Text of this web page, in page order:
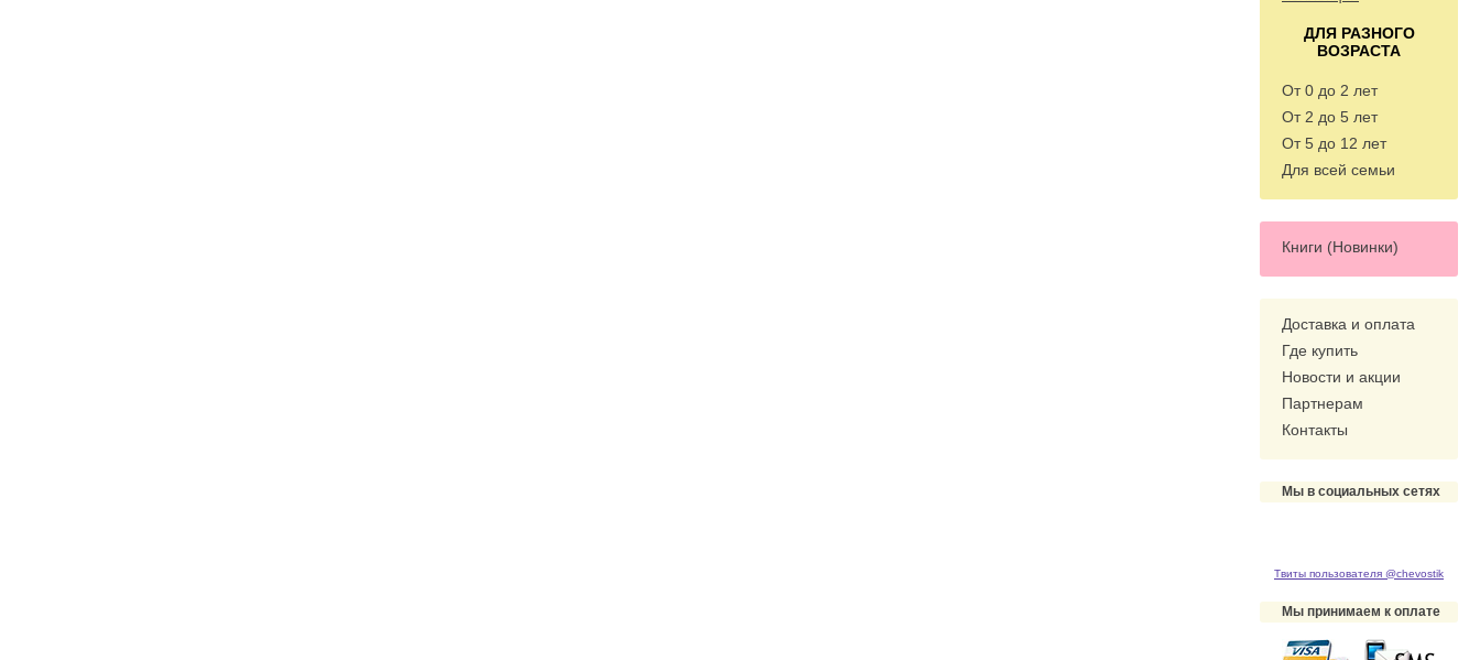
ДЛЯ РАЗНОГО
ВОЗРАСТА
От 0 до 2 лет
От 2 до 5 лет
От 5 до 12 лет
Для всей семьи
Книги (Новинки)
Доставка и оплата
Где купить
Новости и акции
Партнерам
Контакты
Мы в социальных сетях
Твиты пользователя @chevostik
Мы принимаем к оплате